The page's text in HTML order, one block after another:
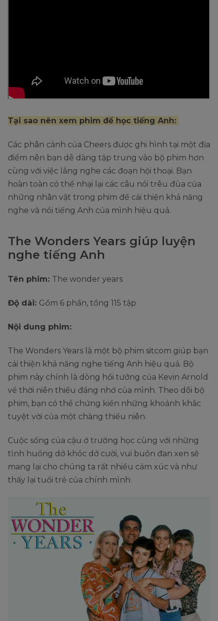
Tại sao nên xem phim để học tiếng Anh:
Các phân cảnh của Cheers được ghi hình tại một địa
điểm nên bạn dễ dàng tập trung vào bộ phim hơn
cùng với việc lắng nghe các đoạn hội thoại. Bạn
hoàn toàn có thể nhại lại các câu nói trêu đùa của
những nhân vật trong phim để cải thiện khả năng
nghe và nói tiếng Anh của mình hiệu quả.
The Wonders Years giúp luyện
nghe tiếng Anh
Tên phim: The wonder years
Độ dài: Gồm 6 phần, tổng 115 tập
Nội dung phim:
The Wonders Years là một bộ phim sitcom giúp bạn
cải thiện khả năng nghe tiếng Anh hiệu quả. Bộ
phim này chính là dòng hồi tưởng của Kevin Arnold
về thời niên thiếu đáng nhớ của mình. Theo dõi bộ
phim, bạn có thể chứng kiến những khoảnh khắc
tuyệt vời của một chàng thiếu niên.
Cuộc sống của cậu ở trường học cùng với những
tình huống dở khóc dở cười, vui buồn đan xen sẽ
mang lại cho chúng ta rất nhiều cảm xúc và như
thấy lại tuổi trẻ của chính mình.